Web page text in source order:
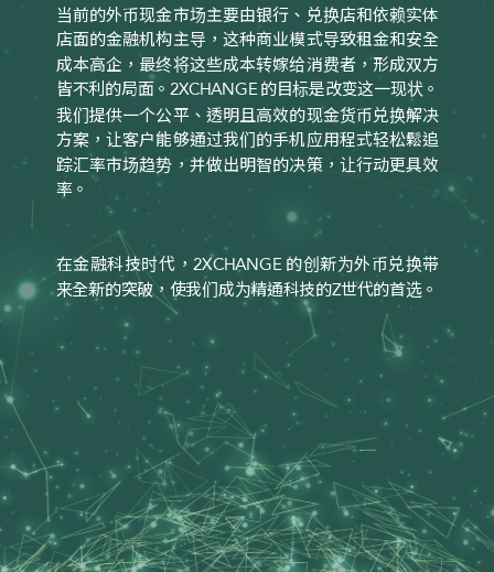
当前的外币现金市场主要由银行、兑换店和依赖实体
店面的金融机构主导，这种商业模式导致租金和安全
成本高企，最终将这些成本转嫁给消费者，形成双方
皆不利的局面。2XCHANGE的目标是改变这一现状。
我们提供一个公平、透明且高效的现金货币兑换解决
方案，让客户能够通过我们的手机应用程式轻松鬆追
踪汇率市场趋势，并做出明智的决策，让行动更具效
率。
在金融科技时代，2XCHANGE的创新为外币兑换带
来全新的突破，使我们成为精通科技的Z世代的首选。